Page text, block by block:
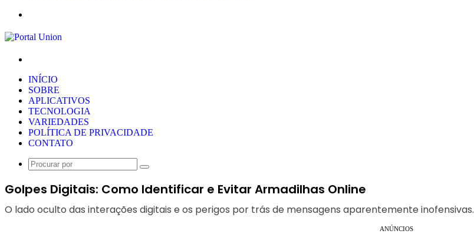
INÍCIO
SOBRE
APLICATIVOS
TECNOLOGIA
VARIEDADES
POLÍTICA DE PRIVACIDADE
CONTATO
Procurar
Golpes Digitais: Como Identificar e Evitar Armadilhas Online
O lado oculto das interações digitais e os perigos por trás de mensagens aparentemente inofensivas.
ANÚNCIOS